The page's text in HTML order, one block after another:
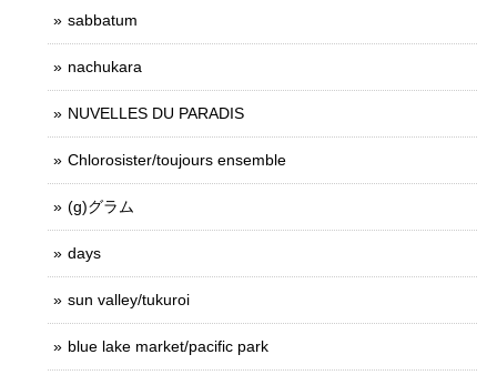
sabbatum
nachukara
NUVELLES DU PARADIS
Chlorosister/toujours ensemble
(g)グラム
days
sun valley/tukuroi
blue lake market/pacific park